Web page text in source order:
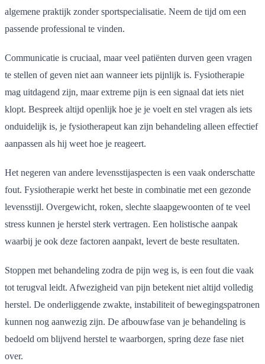
algemene praktijk zonder sportspecialisatie. Neem de tijd om een
passende professional te vinden.
Communicatie is cruciaal, maar veel patiënten durven geen vragen
te stellen of geven niet aan wanneer iets pijnlijk is. Fysiotherapie
mag uitdagend zijn, maar extreme pijn is een signaal dat iets niet
klopt. Bespreek altijd openlijk hoe je je voelt en stel vragen als iets
onduidelijk is, je fysiotherapeut kan zijn behandeling alleen effectief
aanpassen als hij weet hoe je reageert.
Het negeren van andere levensstijaspecten is een vaak onderschatte
fout. Fysiotherapie werkt het beste in combinatie met een gezonde
levensstijl. Overgewicht, roken, slechte slaapgewoonten of te veel
stress kunnen je herstel sterk vertragen. Een holistische aanpak
waarbij je ook deze factoren aanpakt, levert de beste resultaten.
Stoppen met behandeling zodra de pijn weg is, is een fout die vaak
tot terugval leidt. Afwezigheid van pijn betekent niet altijd volledig
herstel. De onderliggende zwakte, instabiliteit of bewegingspatronen
kunnen nog aanwezig zijn. De afbouwfase van je behandeling is
bedoeld om blijvend herstel te waarborgen, spring deze fase niet
over.